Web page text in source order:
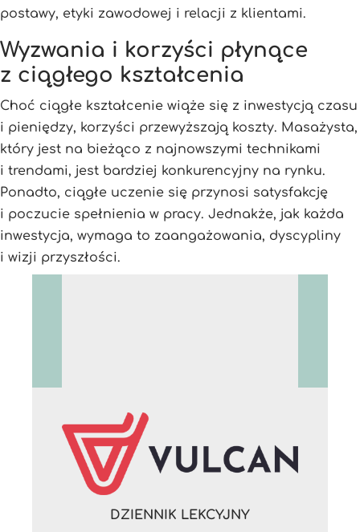
postawy, etyki zawodowej i relacji z klientami.
Wyzwania i korzyści płynące
z ciągłego kształcenia
Choć ciągłe kształcenie wiąże się z inwestycją czasu
i pieniędzy, korzyści przewyższają koszty. Masażysta,
który jest na bieżąco z najnowszymi technikami
i trendami, jest bardziej konkurencyjny na rynku.
Ponadto, ciągłe uczenie się przynosi satysfakcję
i poczucie spełnienia w pracy. Jednakże, jak każda
inwestycja, wymaga to zaangażowania, dyscypliny
i wizji przyszłości.
DZIENNIK LEKCYJNY